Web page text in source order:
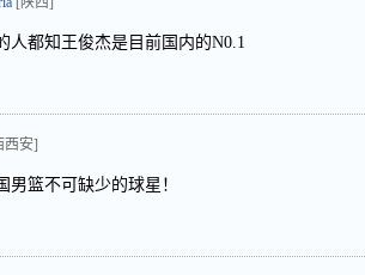
人都知王俊杰是目前国内的N0.1
西安]
男篮不可缺少的球星！